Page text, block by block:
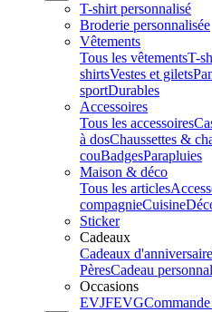
T-shirt personnalisé
Broderie personnalisée
Vêtements
Tous les vêtementsT-
shirtsVestes et gilets
sportDurables
Accessoires
Tous les accessoires
à dosChaussettes &
couBadgesParapluies
Maison & déco
Tous les articles
compagnieCuisine
Sticker
Cadeaux
Cadeaux d'anniversaire
PèresCadeau
Occasions
EVJFEVG